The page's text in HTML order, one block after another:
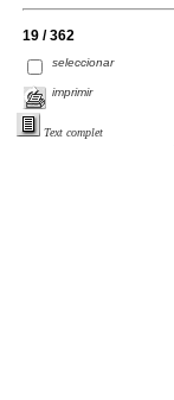
19 / 362
seleccionar
imprimir
Text complet